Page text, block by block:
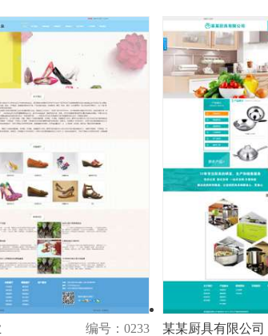
编号：0233
某某厨具有限公司